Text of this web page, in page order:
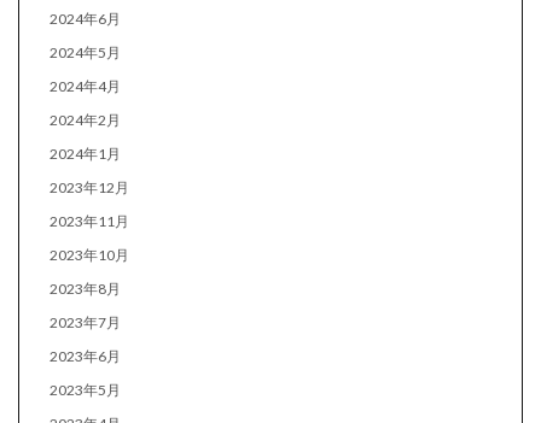
2024年6月
2024年5月
2024年4月
2024年2月
2024年1月
2023年12月
2023年11月
2023年10月
2023年8月
2023年7月
2023年6月
2023年5月